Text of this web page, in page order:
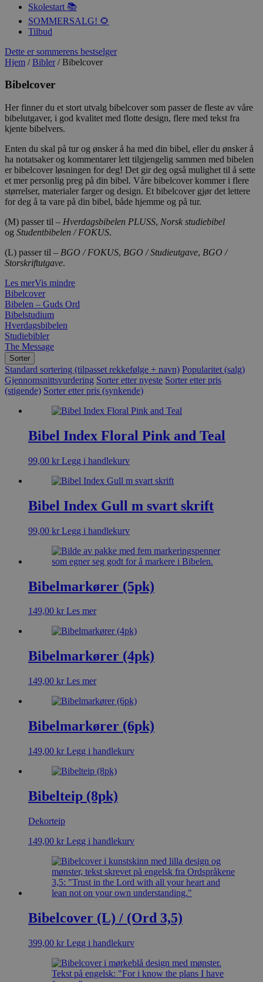
Skolestart 📚
SOMMERSALG! 🌻
Tilbud
Dette er sommerens bestselger
Hjem /Bibler/ Bibelcover
Bibelcover
Her finner du et stort utvalg bibelcover som passer de fleste av våre
bibelutgaver, i god kvalitet med flotte design, flere med tekst fra
kjente bibelvers.
Enten du skal på tur og ønsker å ha med din bibel, eller du ønsker å
ha notatsaker og kommentarer lett tilgjengelig sammen med bibelen
er bibelcover løsningen for deg! Det gir deg også mulighet til å sette
et mer personlig preg på din bibel. Våre bibelcover kommer i flere
størrelser, materialer farger og design. Et bibelcover gjør det lettere
for deg å ta vare på din bibel, både hjemme og på tur.
(M) passer til – Hverdagsbibelen PLUSS, Norsk studiebibel
og Studentbibelen / FOKUS.
(L) passer til – BGO / FOKUS, BGO / Studieutgave, BGO /
Storskriftutgave.
Les merVis mindre
Bibelcover
Bibelen – Guds Ord
Bibelstudium
Hverdagsbibelen
Studiebibler
The Message
Sorter
Standard sortering (tilpasset rekkefølge + navn) Popularitet (salg)
Gjennomsnittsvurdering Sorter etter nyeste Sorter etter pris
(stigende) Sorter etter pris (synkende)
Bibel Index Floral Pink and Teal
99,00 kr Legg i handlekurv
Bibel Index Gull m svart skrift
99,00 kr Legg i handlekurv
Bibelmarkører (5pk)
149,00 kr Les mer
Bibelmarkører (4pk)
149,00 kr Les mer
Bibelmarkører (6pk)
149,00 kr Legg i handlekurv
Bibelteip (8pk)
Dekorteip
149,00 kr Legg i handlekurv
Bibelcover (L) / (Ord 3,5)
399,00 kr Legg i handlekurv